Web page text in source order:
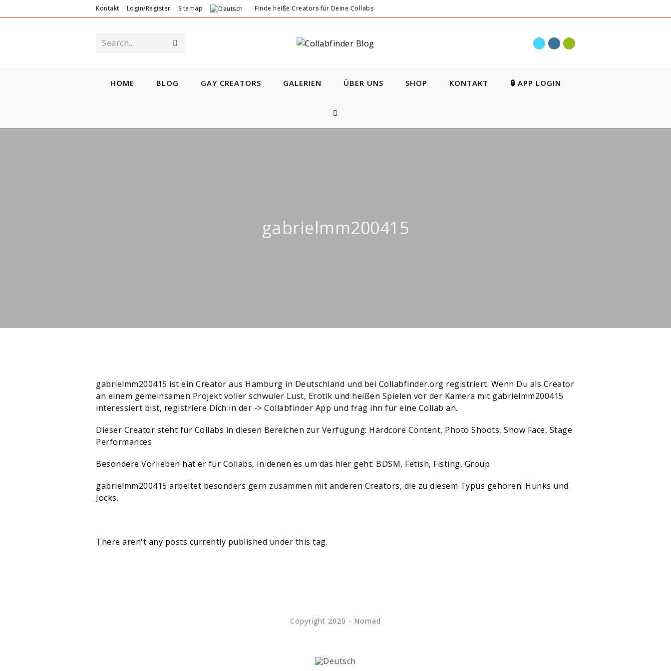
Kontakt Login/Register Sitemap Finde heiße Creators für Deine Collabs
Search...
HOME BLOG GAY CREATORS GALERIEN ÜBER UNS SHOP KONTAKT 🔒 APP LOGIN
gabrielmm200415
gabrielmm200415 ist ein Creator aus Hamburg in Deutschland und bei Collabfinder.org registriert. Wenn Du als Creator
an einem gemeinsamen Projekt voller schwuler Lust, Erotik und heißen Spielen vor der Kamera mit gabrielmm200415
interessiert bist, registriere Dich in der -> Collabfinder App und frag ihn für eine Collab an.
Dieser Creator steht für Collabs in diesen Bereichen zur Verfügung: Hardcore Content, Photo Shoots, Show Face, Stage
Performances
Besondere Vorlieben hat er für Collabs, in denen es um das hier geht: BDSM, Fetish, Fisting, Group
gabrielmm200415 arbeitet besonders gern zusammen mit anderen Creators, die zu diesem Typus gehören: Hunks und
Jocks.
There aren't any posts currently published under this tag.
Copyright 2020 - Nomad